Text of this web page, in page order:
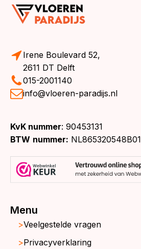
Irene Boulevard 52,
2611 DT Delft
015-2001140
info@vloeren-paradijs.nl
KvK nummer: 90453131
BTW nummer: NL865320548B01
Menu
Veelgestelde vragen
Privacyverklaring